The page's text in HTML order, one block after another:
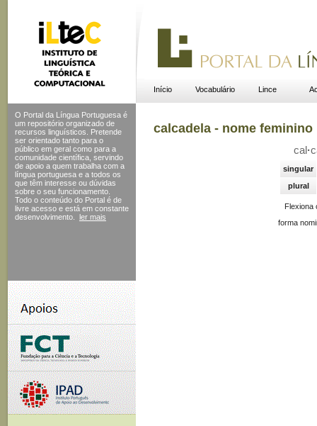
Início Vocabulário Lince
O Portal da Língua Portuguesa é
um repositório organizado de
recursos linguísticos. Pretende
ser orientado tanto para o
público em geral como para a
comunidade científica, servindo
de apoio a quem trabalha com a
língua portuguesa e a todos os
que têm interesse ou dúvidas
sobre o seu funcionamento.
Todo o conteúdo do Portal é de
livre acesso e está em constante
desenvolvimento.
ler mais
calcadela - nome feminino
cal ·
singular
plural
Flexiona
forma